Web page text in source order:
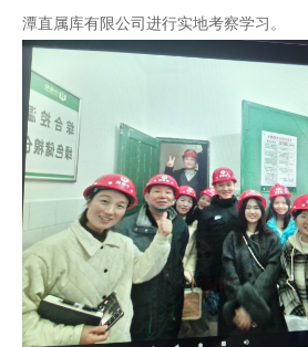
潭直属库有限公司进行实地考察学习。